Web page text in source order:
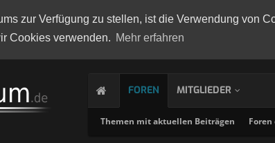
zur Verfügung zu stellen, ist die Verwendung von
Cookies verwenden. Mehr erfahren
FOREN
Themen mit aktuellen Beiträgen
MITGLIEDER